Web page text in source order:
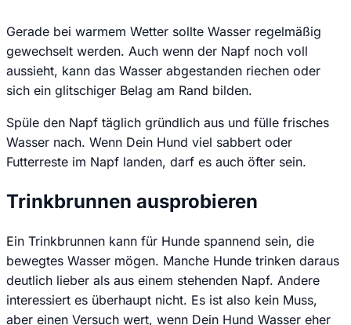
Gerade bei warmem Wetter sollte Wasser regelmäßig
gewechselt werden. Auch wenn der Napf noch voll
aussieht, kann das Wasser abgestanden riechen oder
sich ein glitschiger Belag am Rand bilden.
Spüle den Napf täglich gründlich aus und fülle frisches
Wasser nach. Wenn Dein Hund viel sabbert oder
Futterreste im Napf landen, darf es auch öfter sein.
Trinkbrunnen ausprobieren
Ein Trinkbrunnen kann für Hunde spannend sein, die
bewegtes Wasser mögen. Manche Hunde trinken daraus
deutlich lieber als aus einem stehenden Napf. Andere
interessiert es überhaupt nicht. Es ist also kein Muss,
aber einen Versuch wert, wenn Dein Hund Wasser eher